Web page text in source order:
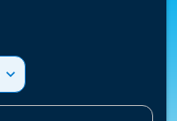
expand_more